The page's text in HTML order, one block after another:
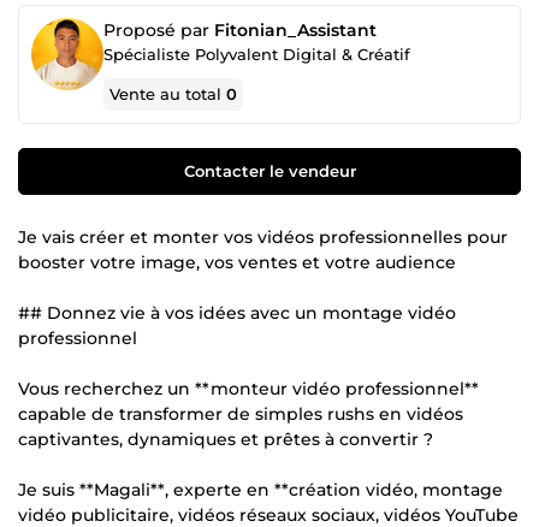
Proposé par Fitonian_Assistant
Spécialiste Polyvalent Digital & Créatif
Vente au total0
Contacter le vendeur
Je vais créer et monter vos vidéos professionnelles pour
booster votre image, vos ventes et votre audience
## Donnez vie à vos idées avec un montage vidéo
professionnel
Vous recherchez un **monteur vidéo professionnel**
capable de transformer de simples rushs en vidéos
captivantes, dynamiques et prêtes à convertir ?
Je suis **Magali**, experte en **création vidéo, montage
vidéo publicitaire, vidéos réseaux sociaux, vidéos YouTube